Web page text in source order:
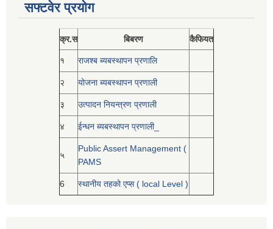
सफ्टवेर प्रयोग
क्र.स बिबरण कैफियत
१ राजश्ब ब्यबस्थापन प्रणालि
२ योजना ब्यबस्थापन प्रणाली
३ उत्पादन नियन्त्रण प्रणाली
४ ईन्धन ब्यबस्थापन प्रणाली_
५
Public Assert Management (
PAMS
6 स्थानीय तहको एप्स ( local Level )